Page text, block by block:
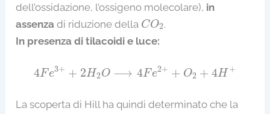
dell’ossidazione, l’ossigeno molecolare), in
assenza di riduzione della CO2
CO2 .
In presenza di tilacoidi e luce:
4F e3+ + 2H2O ⟶ 4F e2+ + O2 + 4H +
4F 3+ +2 H2 4F e2+ 2+ +
La scoperta di Hill ha quindi determinato che la